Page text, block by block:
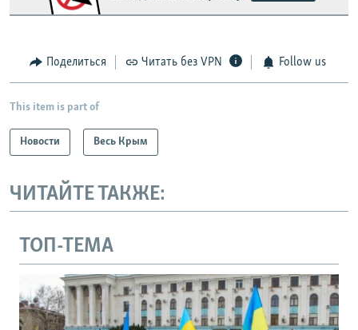
Поделиться Читать без VPN Follow us
This item is part of
Новости Весь Крым
ЧИТАЙТЕ ТАКЖЕ:
ТОП-ТЕМА